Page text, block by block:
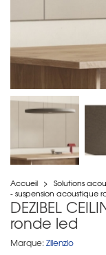
Accueil > Solutions
- suspension acoustique
DEZIBEL
ronde led
Marque: Zilenzio